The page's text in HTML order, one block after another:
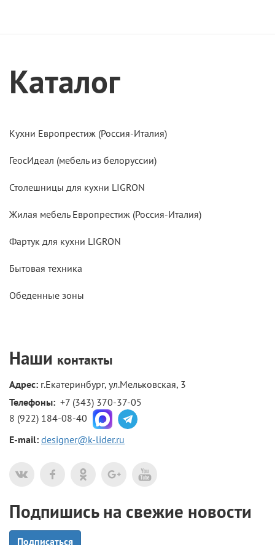
Каталог
Кухни Европрестиж (Россия-Италия)
ГеосИдеал (мебель из белоруссии)
Столешницы для кухни LIGRON
Жилая мебель Европрестиж (Россия-Италия)
Фартук для кухни LIGRON
Бытовая техника
Обеденные зоны
Наши контакты
Адрес: г.Екатеринбург, ул.Мельковская, 3
Телефоны: +7 (343) 370-37-05
8 (922) 184-08-40
E-mail: designer@k-lider.ru
Подпишись на свежие новости